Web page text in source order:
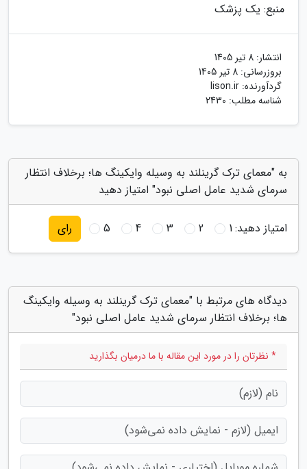
منبع: یک پزشک
انتشار: 8 تیر 1405
بروزرسانی: 8 تیر 1405
گردآورنده: lison.ir
شناسه مطلب: 2430
به "معمای ترک گرینلند به وسیله وایکینگ ها؛ برخلاف انتظار
سرمای شدید عامل اصلی نبود" امتیاز دهید
امتیاز دهید:1
2
3
4
5 رای
دیدگاه های مرتبط با "معمای ترک گرینلند به وسیله وایکینگ
ها؛ برخلاف انتظار سرمای شدید عامل اصلی نبود"
* نظرتان را در مورد این مقاله با ما درمیان بگذارید